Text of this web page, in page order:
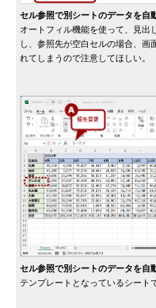
セル参照で別シートのデータを自
オートフィル機能を使って、見出
し、参照先が空白セルの場合、画
れてしまうので注意してほしい。
セル参照で別シートのデータを自
テンプレートとなっているシート